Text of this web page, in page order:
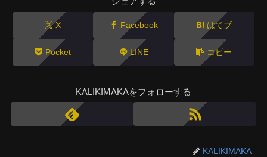
X Facebook はてブ
Pocket LINE コピー
KALIKIMAKAをフォローする
KALIKIMAKA